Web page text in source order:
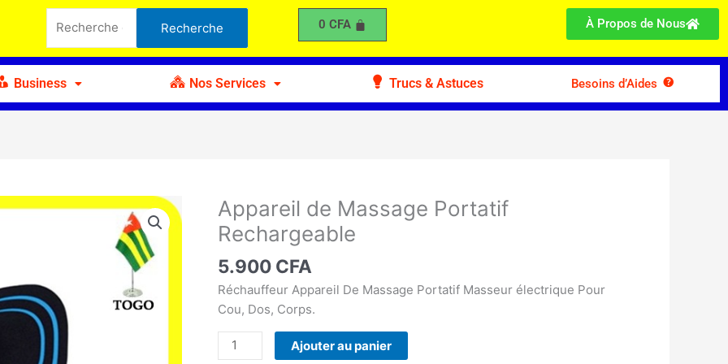
pour :
Recherche 0 CFA À Propos de Nous
Business Nos Services Trucs & Astuces Besoins d’Aides
Appareil de Massage Portatif
Rechargeable
5.900 CFA
Réchauffeur Appareil De Massage Portatif Masseur électrique Pour
Cou, Dos, Corps.
quantité
de
Appareil
de
Massage
Portatif
Rechargeable
Ajouter au panier
Rechargeable